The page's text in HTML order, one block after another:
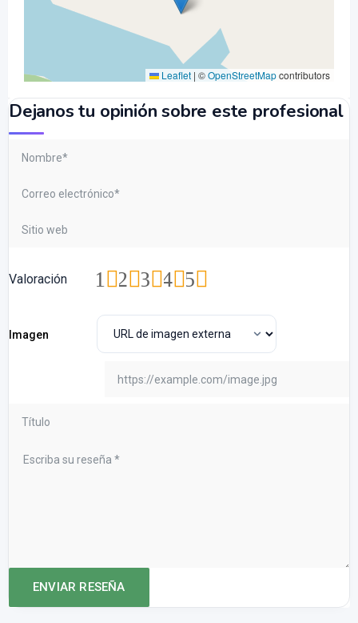
Leaflet | ©OpenStreetMapcontributors
Dejanos tu opinión sobre este profesional
Valoración 5
4
3
2
1
Imagen